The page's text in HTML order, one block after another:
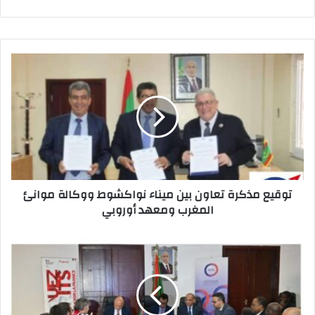
o
o
k
p
p
b
o
o
d
o
n
A
p
p
توقيع مذكرة تعاون بين ميناء نواكشوط ووكالة موانئ
المغرب ومعهد أوروبي